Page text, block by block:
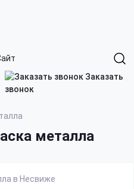
Заказать
звонок
металла